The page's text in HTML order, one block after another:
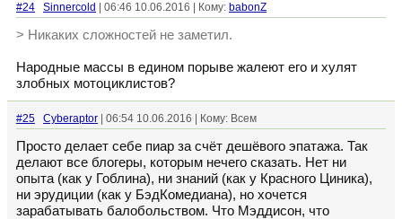
#24 Sinnercold | 06:46 10.06.2016 | Кому: babonZ
> Никаких сложностей не заметил.
Народные массы в едином порыве жалеют его и хулят
злобных мотоциклистов?
#25 Cyberaptor | 06:54 10.06.2016 | Кому: Всем
Просто делает себе пиар за счёт дешёвого эпатажа. Так
делают все блогеры, которым нечего сказать. Нет ни
опыта (как у Гоблина), ни знаний (как у Красного Циника),
ни эрудиции (как у БэдКомедиана), но хочется
зарабатывать балобольством. Что Мэддисон, что